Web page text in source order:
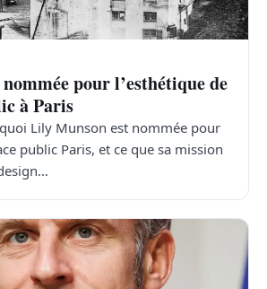
pour l’esthétique de
à Paris
Lily Munson est nommée pour
public Paris, et ce que sa mission